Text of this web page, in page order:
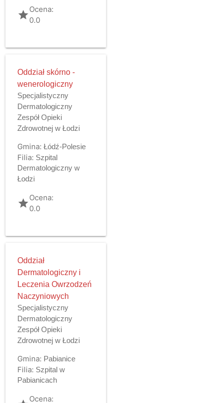
gradeOcena:
0.0
Oddział skórno -
wenerologiczny
Specjalistyczny
Dermatologiczny
Zespół Opieki
Zdrowotnej w Łodzi
Gmina: Łódź-Polesie
Filia: Szpital
Dermatologiczny w
Łodzi
gradeOcena:
0.0
Oddział
Dermatologiczny i
Leczenia Owrzodzeń
Naczyniowych
Specjalistyczny
Dermatologiczny
Zespół Opieki
Zdrowotnej w Łodzi
Gmina: Pabianice
Filia: Szpital w
Pabianicach
Ocena: